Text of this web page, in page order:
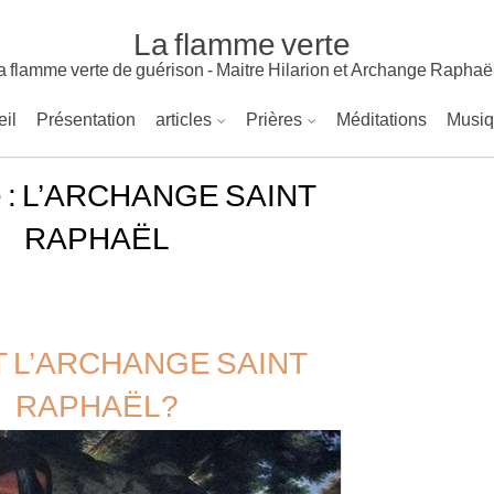
La flamme verte
flamme verte de guérison - Maitre Hilarion et Archange
Présentation articles Prières Méditations
L’ARCHANGE SAINT
RAPHAËL
L’ARCHANGE SAINT
RAPHAËL?